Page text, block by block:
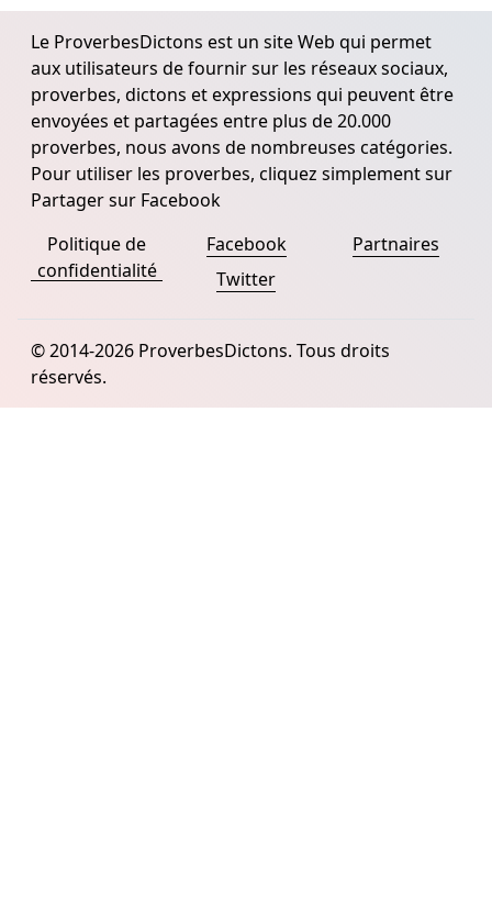
Le ProverbesDictons est un site Web qui permet
aux utilisateurs de fournir sur les réseaux sociaux,
proverbes, dictons et expressions qui peuvent être
envoyées et partagées entre plus de 20.000
proverbes, nous avons de nombreuses catégories.
Pour utiliser les proverbes, cliquez simplement sur
Partager sur Facebook
Politique de
confidentialité
Facebook
Twitter
Partnaires
© 2014-2026 ProverbesDictons. Tous droits
réservés.